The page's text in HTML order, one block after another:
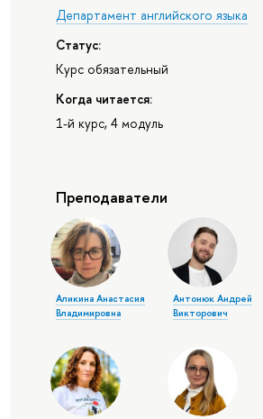
Департамент английского языка
Статус:
Курс обязательный
Когда читается:
1-й курс, 4 модуль
Преподаватели
Аликина Анастасия
Владимировна
Антонюк Андрей
Викторович